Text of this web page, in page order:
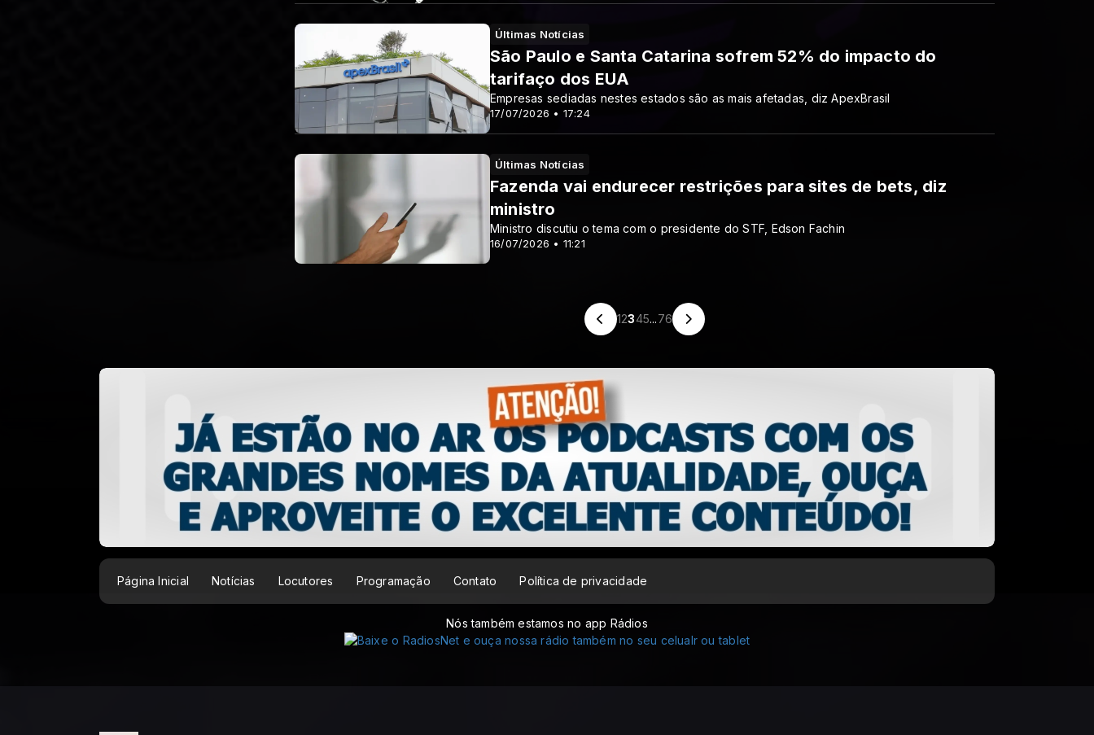
Últimas Notícias
17/07/2026 • 17:24
São Paulo e Santa Catarina sofrem 52% do impacto do
tarifaço dos EUA
Empresas sediadas nestes estados são as mais afetadas, diz ApexBrasil
Últimas Notícias
16/07/2026 • 11:21
Fazenda vai endurecer restrições para sites de bets, diz
ministro
Ministro discutiu o tema com o presidente do STF, Edson Fachin
12345...76
Página Inicial Notícias Locutores Programação Contato Política de privacidade
Nós também estamos no app Rádios